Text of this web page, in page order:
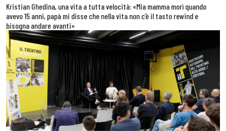
Kristian Ghedina, una vita a tutta velocità: «Mia mamma morì quando
avevo 15 anni, papà mi disse che nella vita non c’è il tasto rewind e
bisogna andare avanti»